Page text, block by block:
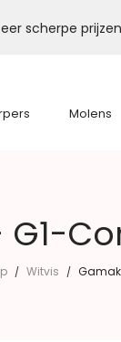
scherpe
Molens
/ Witvis /